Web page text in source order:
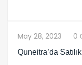
May 28, 2023 0
Quneitra’da